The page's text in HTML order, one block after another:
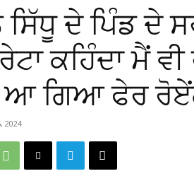
ਸਿੱਧੂ ਦੇ ਪਿੰਡ ਦੇ
ਕਹਿੰਦਾ ਮੈਂ
ਗਿਆ ਫੇਰ
2024